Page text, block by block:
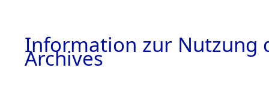
Information zur Nutzung
Archives